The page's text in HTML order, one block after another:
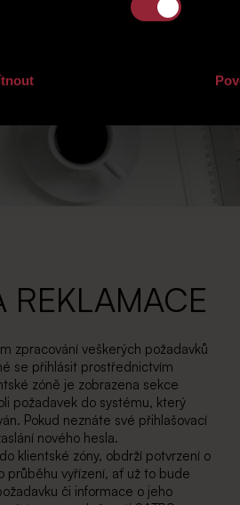
REKLAMACE
zpracování veškerých požadavků
se přihlásit prostřednictvím
zóně je zobrazena sekce
požadavek do systému, který
Pokud neznáte své přihlašovací
nového hesla.
klientské zóny, obdrží potvrzení o
průběhu vyřízení, ať už to bude
či informace o jeho